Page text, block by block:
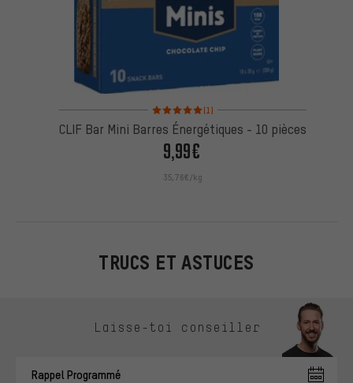
Note moyenne : 5 sur 5 d'après 1 avis
(1)
CLIF Bar Mini Barres Énergétiques - 10 pièces
9,99€
35,76€/kg
TRUCS ET ASTUCES
Laisse-toi conseiller
Rappel Programmé